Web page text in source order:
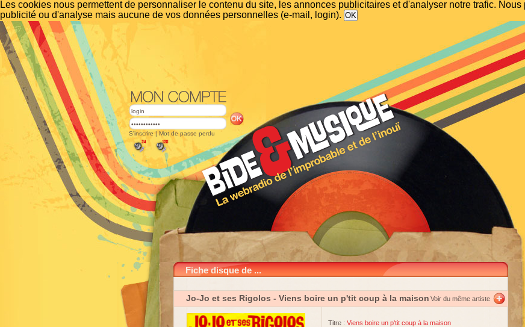
Les cookies nous permettent de personnaliser le contenu du site, les annonces publicitaires et d'analyser notre trafic.
publicité ou d'analyse mais aucune de vos données personnelles (e-mail, login).
S'inscrire | Mot de passe perdu
Fiche disque de ...
Jo-Jo et ses Rigolos - Viens boire un p'tit coup à la maison Voir du même artiste
Titre : Viens boire un p'tit coup à la maison